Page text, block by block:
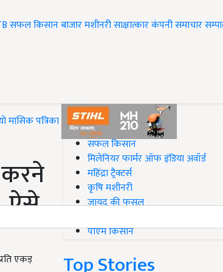
सफल किसानबाजारमशीनरीसाक्षात्कारकंपनी समाचार
मासिक पत्रिका
ऐसे
एकड़
#Top on Krishi Jagran
सफल किसान
मिलेनियर फार्मर ऑफ इंडिया अवॉर्ड
महिंद्रा ट्रैक्टर्स
कृषि मशीनरी
जायद की फसल
पीएम किसान
Top Stories